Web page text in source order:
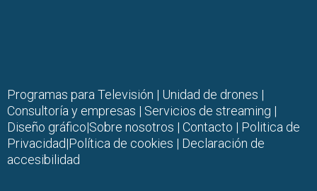
Programas para Televisión | Unidad de drones |
Consultoría y empresas | Servicios de streaming |
Diseño gráfico|Sobre nosotros | Contacto | Politica de
Privacidad|Política de cookies | Declaración de
accesibilidad